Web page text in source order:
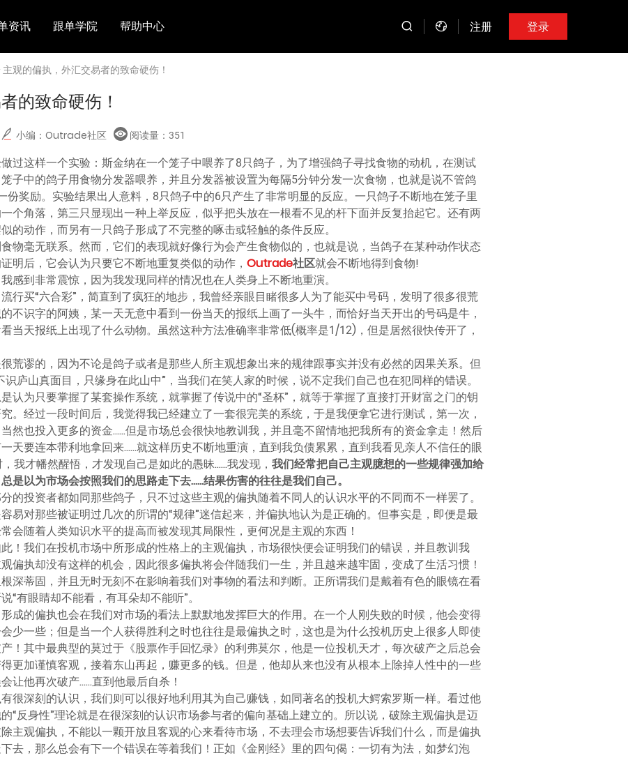
资讯 跟单学院 帮助中心 注册 登录
主观的偏执，外汇交易者的致命硬伤！
的致命硬伤！
小编：Outrade社区 阅读量： 351
过这样一个实验：斯金纳在一个笼子中喂养了8只鸽子，为了增强鸽子寻找食物的动机，在测试
子中的鸽子用食物分发器喂养，并且分发器被设置为每隔5分钟分发一次食物，也就是说不管鸽
份奖励。实验结果出人意料，8只鸽子中的6只产生了非常明显的反应。一只鸽子不断地在笼子里
个角落，第三只显现出一种上举反应，似乎把头放在一根看不见的杆下面并反复抬起它。还有两
的动作，而另有一只鸽子形成了不完整的啄击或轻触的条件反应。
物毫无联系。然而，它们的表现就好像行为会产生食物似的，也就是说，当鸽子在某种动作状态
明后，它会认为只要它不断地重复类似的动作， Outrade社区就会不断地得到食物!
感到非常震惊，因为我发现同样的情况也在人类身上不断地重演。
行买“六合彩”，简直到了疯狂的地步，我曾经亲眼目睹很多人为了能买中号码，发明了很多很荒
不识字的阿姨，某一天无意中看到一份当天的报纸上画了一头牛，而恰好当天开出的号码是牛，
当天报纸上出现了什么动物。虽然这种方法准确率非常低(概率是1/12)，但是居然很快传开了，
荒谬的，因为不论是鸽子或者是那些人所主观想象出来的规律跟事实并没有必然的因果关系。但
庐山真面目，只缘身在此山中”，当我们在笑人家的时候，说不定我们自己也在犯同样的错误。
认为只要掌握了某套操作系统，就掌握了传说中的“圣杯”，就等于掌握了直接打开财富之门的钥
。经过一段时间后，我觉得我已经建立了一套很完美的系统，于是我便拿它进行测试，第一次，
然也投入更多的资金……但是市场总会很快地教训我，并且毫不留情地把我所有的资金拿走！然后
天要连本带利地拿回来……就这样历史不断地重演，直到我负债累累，直到我看见亲人不信任的眼
我才幡然醒悟，才发现自己是如此的愚昧……我发现， 我们经常把自己主观臆想的一些规律强加给
是以为市场会按照我们的思路走下去……结果伤害的往往是我们自己。
的投资者都如同那些鸽子，只不过这些主观的偏执随着不同人的认识水平的不同而不一样罢了。
易对那些被证明过几次的所谓的“规律”迷信起来，并偏执地认为是正确的。但事实是，即便是最
会随着人类知识水平的提高而被发现其局限性，更何况是主观的东西！
！我们在投机市场中所形成的性格上的主观偏执，市场很快便会证明我们的错误，并且教训我
偏执却没有这样的机会，因此很多偏执将会伴随我们一生，并且越来越牢固，变成了生活习惯！
深蒂固，并且无时无刻不在影响着我们对事物的看法和判断。正所谓我们是戴着有色的眼镜在看
“有眼睛却不能看，有耳朵却不能听”。
成的偏执也会在我们对市场的看法上默默地发挥巨大的作用。在一个人刚失败的时候，他会变得
少一些；但是当一个人获得胜利之时也往往是最偏执之时，这也是为什么投机历史上很多人即使
！其中最典型的莫过于《股票作手回忆录》的利弗莫尔，他是一位投机天才，每次破产之后总会
更加谨慎客观，接着东山再起，赚更多的钱。但是，他却从来也没有从根本上除掉人性中的一些
让他再次破产……直到他最后自杀！
很深刻的认识，我们则可以很好地利用其为自己赚钱，如同著名的投机大鳄索罗斯一样。看过他
“反身性”理论就是在很深刻的认识市场参与者的偏向基础上建立的。所以说，破除主观偏执是迈
主观偏执，不能以一颗开放且客观的心来看待市场，不去理会市场想要告诉我们什么，而是偏执
去，那么总会有下一个错误在等着我们！正如《金刚经》里的四句偈：一切有为法，如梦幻泡